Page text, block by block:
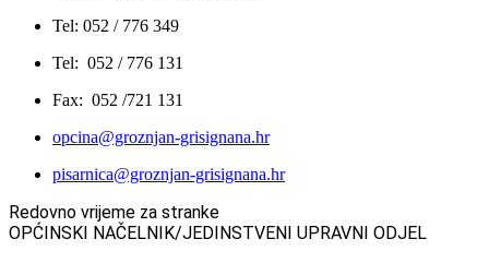
Tel: 052 / 776 349
Tel: 052 / 776 131
Fax: 052 /721 131
opcina@groznjan-grisignana.hr
pisarnica@groznjan-grisignana.hr
Redovno vrijeme za stranke
OPĆINSKI NAČELNIK/JEDINSTVENI UPRAVNI ODJEL